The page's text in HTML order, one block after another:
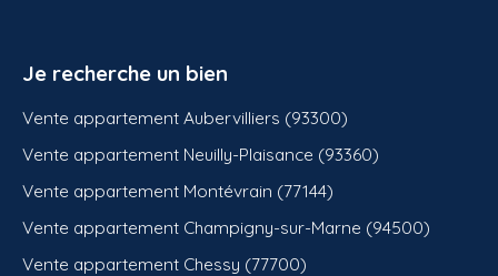
Je recherche un bien
Vente appartement Aubervilliers (93300)
Vente appartement Neuilly-Plaisance (93360)
Vente appartement Montévrain (77144)
Vente appartement Champigny-sur-Marne (94500)
Vente appartement Chessy (77700)